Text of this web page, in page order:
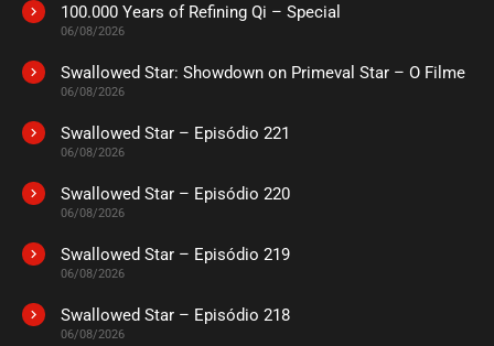
100.000 Years of Refining Qi – Special
06/08/2026
Swallowed Star: Showdown on Primeval Star – O Filme
06/08/2026
Swallowed Star – Episódio 221
06/08/2026
Swallowed Star – Episódio 220
06/08/2026
Swallowed Star – Episódio 219
06/08/2026
Swallowed Star – Episódio 218
06/08/2026